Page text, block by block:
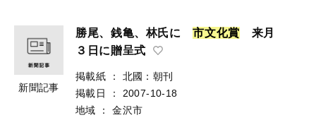
新聞記事
勝尾、銭亀、林氏に市文化賞 来月
３日に贈呈式
掲載紙 ：
北國：朝刊
掲載日
：
2007-10-18
地域
：
金沢市